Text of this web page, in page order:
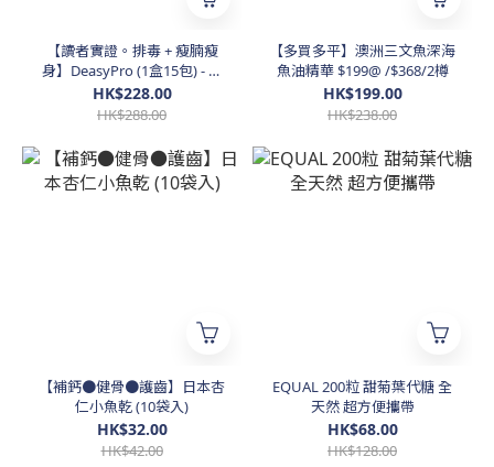
【讀者實證。排毒 + 瘦腩瘦
身】DeasyPro (1盒15包) - 多
買多平 $258@。$499/2盒。
$999/5盒
HK$228.00
HK$288.00
【多買多平】澳洲三文魚深海
魚油精華 $199@ /$368/2樽
HK$199.00
HK$238.00
【補鈣●健骨●護齒】日本杏
仁小魚乾 (10袋入)
HK$32.00
HK$42.00
EQUAL 200粒 甜菊葉代糖 全
天然 超方便攜帶
HK$68.00
HK$128.00